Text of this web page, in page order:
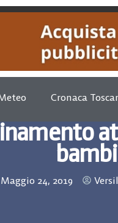
Cronaca
Maggio 24, 2019